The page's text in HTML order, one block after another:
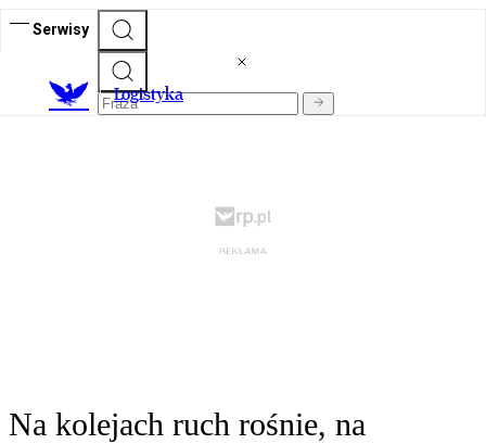
Serwisy
Logistyka
Na kolejach ruch rośnie, na